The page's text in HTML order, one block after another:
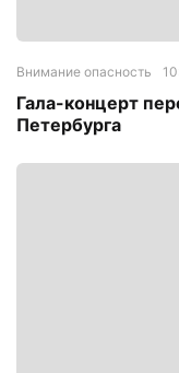
Внимание опасность
Гала-концерт
Петербурга